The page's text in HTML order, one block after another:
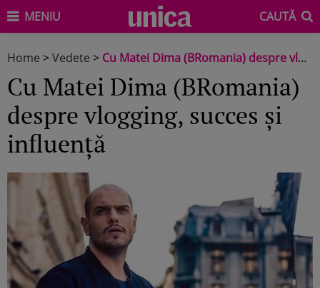
MENIU CAUTĂ
Home >Vedete > Cu Matei Dima (BRomania) despre vlogging, succes și influență
Cu Matei Dima (BRomania)
despre vlogging, succes și
influență